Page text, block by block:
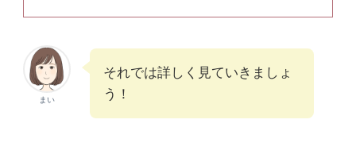
まい
それでは詳しく見ていきましょ
う！